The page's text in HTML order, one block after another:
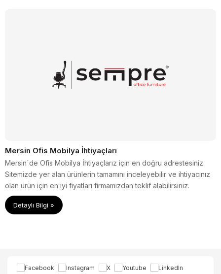
Mersin Ofis Mobilya İhtiyaçları
Mersin´de Ofis Mobilya İhtiyaçlarız için en doğru adrestesiniz.
Sitemizde yer alan ürünlerin tamamını inceleyebilir ve ihtiyacınız
olan ürün için en iyi fiyatları firmamızdan teklif alabilirsiniz.
Detaylı Bilgi »